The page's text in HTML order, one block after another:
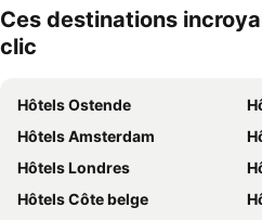
Ces destinations
clic
Hôtels Ostende
Hôtels Amsterdam
Hôtels Londres
Hôtels Côte belge